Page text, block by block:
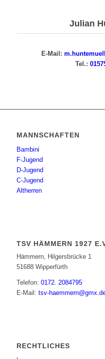
Julian
E-Mail:
Tel.:
MANNSCHAFTEN
Bambini
F-Jugend
D-Jugend
C-Jugend
Altherren
TSV HÄMMERN 1927
Hämmern, Hilgersbrücke 1
51688 Wipperfürth
Telefon: 0172. 2084795
E-Mail: tsv-
RECHTLICHES